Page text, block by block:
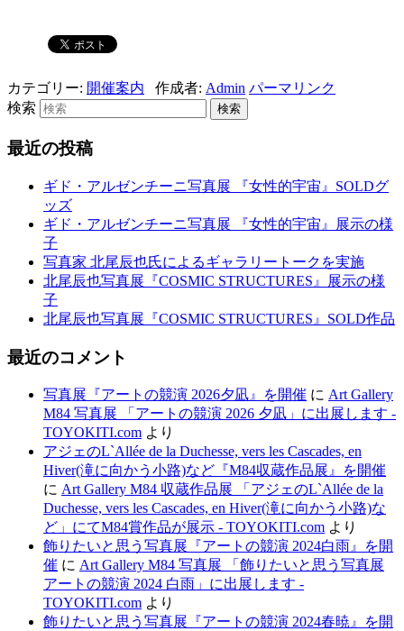
カテゴリー: 開催案内 作成者: Admin パーマリンク
検索
最近の投稿
ギド・アルゼンチーニ写真展 『女性的宇宙』SOLDグ
ッズ
ギド・アルゼンチーニ写真展 『女性的宇宙』展示の様
子
写真家 北尾辰也氏によるギャラリートークを実施
北尾辰也写真展『COSMIC STRUCTURES』展示の様
子
北尾辰也写真展『COSMIC STRUCTURES』SOLD作品
最近のコメント
写真展『アートの競演 2026夕凪』を開催 に Art Gallery
M84 写真展 「アートの競演 2026 夕凪」に出展します -
TOYOKITI.com より
アジェのL`Allée de la Duchesse, vers les Cascades, en
Hiver(滝に向かう小路)など『M84収蔵作品展』を開催
に Art Gallery M84 収蔵作品展 「アジェのL`Allée de la
Duchesse, vers les Cascades, en Hiver(滝に向かう小路)な
ど」にてM84賞作品が展示 - TOYOKITI.com より
飾りたいと思う写真展『アートの競演 2024白雨』を開
催 に Art Gallery M84 写真展 「飾りたいと思う写真展
アートの競演 2024 白雨」に出展します -
TOYOKITI.com より
飾りたいと思う写真展『アートの競演 2024春暁』を開